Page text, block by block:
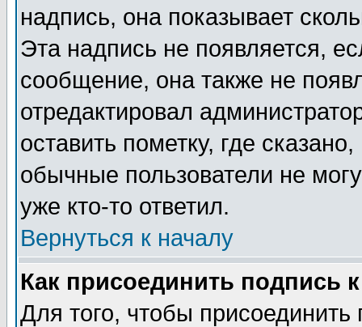
надпись, она показывает
Эта надпись не появляется,
сообщение, она также не
отредактировал
оставить пометку, где
обычные пользователи не
уже кто-то ответил.
Вернуться к началу
Как присоединить подпись
Для того, чтобы